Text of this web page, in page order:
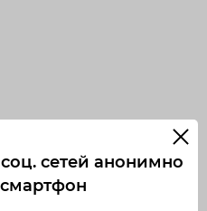
сетей анонимно